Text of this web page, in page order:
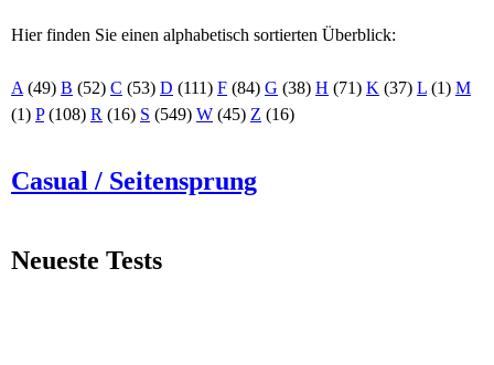
Hier finden Sie einen alphabetisch sortierten Überblick:
A (49) B (52) C (53) D (111) F (84) G (38) H (71) K (37) L (1) M
(1) P(108) R (16) S (549) W (45) Z (16)
Casual / Seitensprung
Neueste Tests